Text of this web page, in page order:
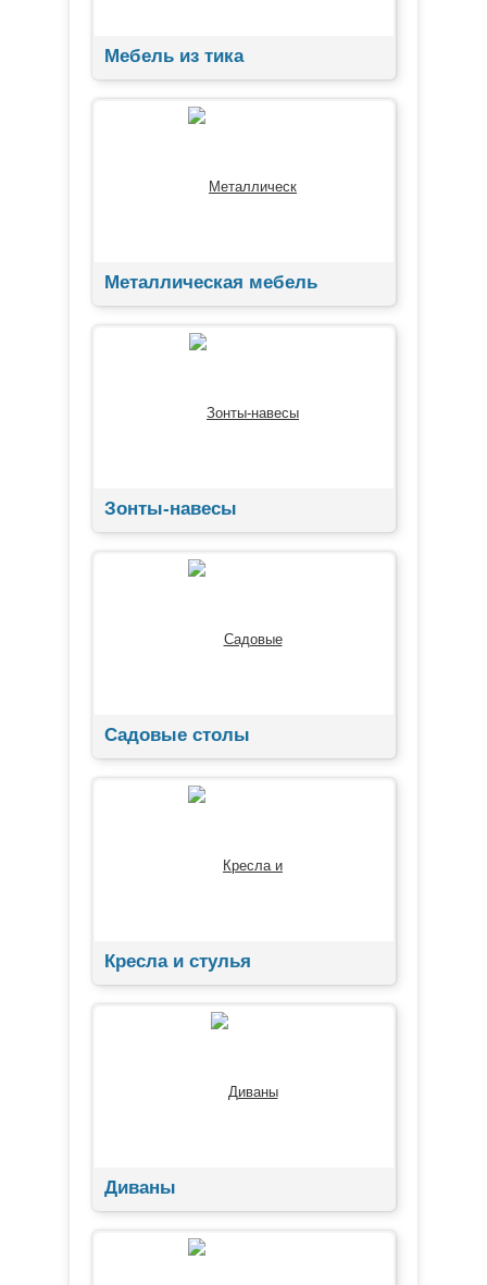
Мебель из тика
Металлическая мебель
Зонты-навесы
Садовые столы
Кресла и стулья
Диваны